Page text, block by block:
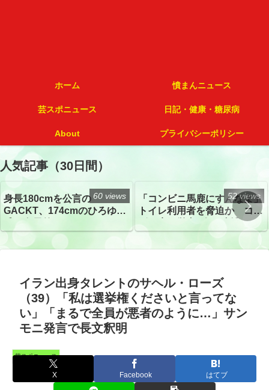
ホーム 憤まんニュース
芸スポニュース 日記・健康・糖尿病
About プライバシーポリシー
人気記事（30日間）
身長180cmを公言の
GACKT、174cmのひろゆき
トざわつき イベントでの写
真が話題
60 views
「コンビニ馬鹿にすんなよ」
トイレ利用者を脅迫か コン
52 views
イラン出身タレントのサヘル・ローズ
（39）「私は選挙権くださいと言ってな
い」「まるで全員が悪者のように…」サン
モニ発言で長文釈明
芸スポニュース
X Facebook はてブ